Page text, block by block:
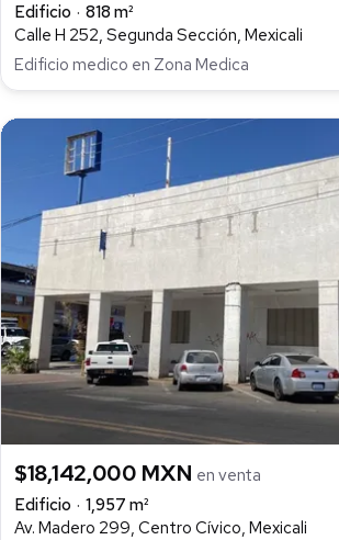
Edificio
818 m²
Calle H 252, Segunda Sección, Mexicali
Edificio medico en Zona Medica
$18,142,000 MXN en venta
Edificio
1,957 m²
Av. Madero 299, Centro Cívico, Mexicali